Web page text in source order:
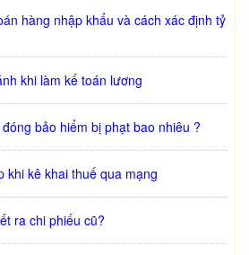
hàng nhập khẩu và cách xác định tỷ
khi làm kế toán lương
bảo hiểm bị phạt bao nhiêu ?
khi kê khai thuế qua mạng
ra chi phiếu cũ?